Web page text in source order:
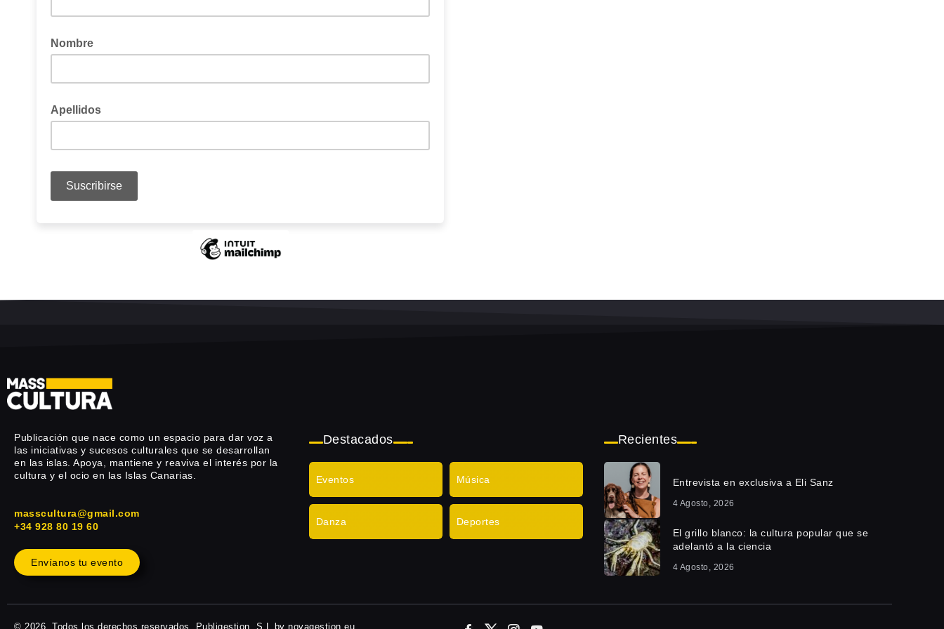
Publicación que nace como un espacio para dar voz a
las iniciativas y sucesos culturales que se desarrollan
en las islas. Apoya, mantiene y reaviva el interés por la
cultura y el ocio en las Islas Canarias.
masscultura@gmail.com
+34 928 80 19 60
Envíanos tu evento
Destacados
Eventos Música
Danza Deportes
Recientes
Entrevista en exclusiva a Eli Sanz
4 Agosto, 2026
El grillo blanco: la cultura popular que se
adelantó a la ciencia
4 Agosto, 2026
© 2026, Todos los derechos reservados. Publigestion, S.L by novagestion.eu